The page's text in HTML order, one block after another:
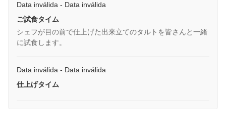
Data inválida - Data inválida
ご試食タイム
シェフが目の前で仕上げた出来立てのタルトを皆さんと一緒
に試食します。
Data inválida - Data inválida
仕上げタイム